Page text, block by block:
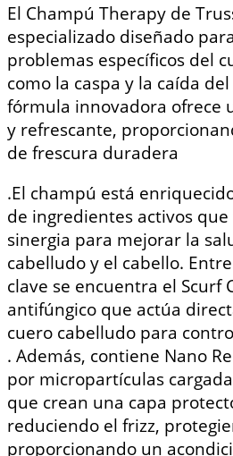
El Champú Therapy de
especializado diseñado
problemas específicos del
como la caspa y la caída
fórmula innovadora ofrece
y refrescante,
de frescura duradera
.El champú está
de ingredientes activos
sinergia para mejorar la
cabelludo y el cabello.
clave se encuentra el Scurf
antifúngico que actúa
cuero cabelludo para
. Además, contiene Nano
por micropartículas
que crean una capa
reduciendo el frizz,
proporcionando un